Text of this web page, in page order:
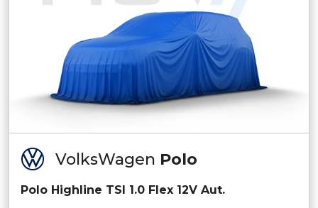
VolksWagen Polo
Polo Highline TSI 1.0 Flex 12V Aut.